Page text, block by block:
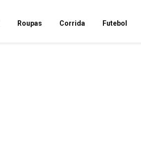
Roupas Corrida Futebol